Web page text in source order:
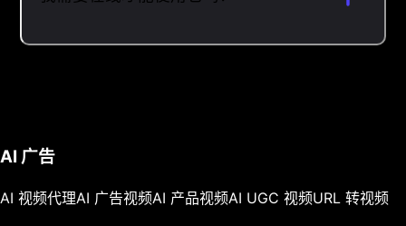
AI 广告
AI 视频代理AI 广告视频AI 产品视频AI UGC 视频URL 转视频